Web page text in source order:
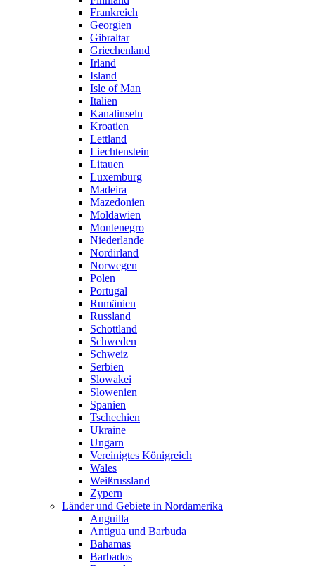
Frankreich
Georgien
Gibraltar
Griechenland
Irland
Island
Isle of Man
Italien
Kanalinseln
Kroatien
Lettland
Liechtenstein
Litauen
Luxemburg
Madeira
Mazedonien
Moldawien
Montenegro
Niederlande
Nordirland
Norwegen
Polen
Portugal
Rumänien
Russland
Schottland
Schweden
Schweiz
Serbien
Slowakei
Slowenien
Spanien
Tschechien
Ukraine
Ungarn
Vereinigtes Königreich
Wales
Weißrussland
Zypern
Länder und Gebiete in Nordamerika
Anguilla
Antigua und Barbuda
Bahamas
Barbados